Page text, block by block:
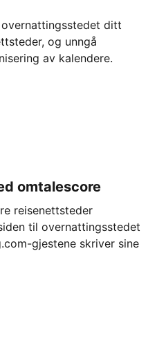
ditt
og unngå
av kalendere.
omtalescore
reisenettsteder
til overnattingsstedet
gjestene skriver sine